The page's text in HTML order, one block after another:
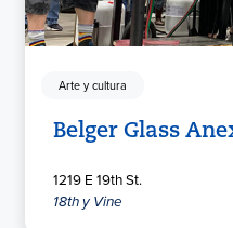
Arte y cultura
Belger Glass
1219 E 19th St.
18th y Vine